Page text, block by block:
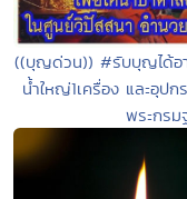
((บุญด่วน)) #รับบุญได้อ
น้ำใหญ่1เครื่อง และอุป
พระกร